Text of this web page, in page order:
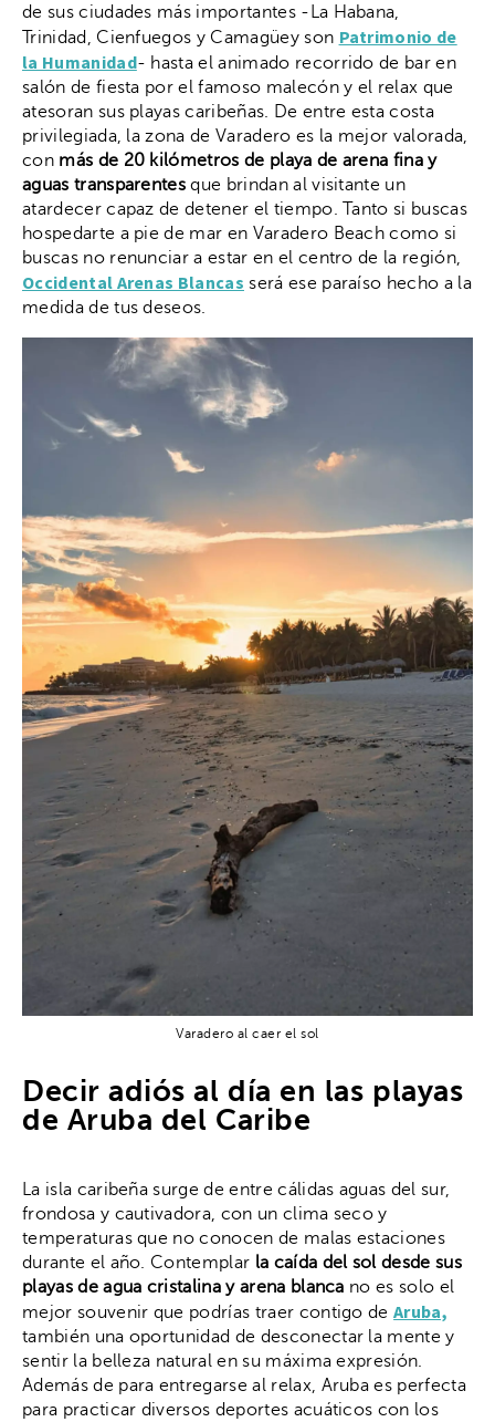
de sus ciudades más importantes -La Habana,
Trinidad, Cienfuegos y Camagüey son Patrimonio de
la Humanidad- hasta el animado recorrido de bar en
salón de fiesta por el famoso malecón y el relax que
atesoran sus playas caribeñas. De entre esta costa
privilegiada, la zona de Varadero es la mejor valorada,
con más de 20 kilómetros de playa de arena fina y
aguas transparentesque brindan al visitante un
atardecer capaz de detener el tiempo. Tanto si buscas
hospedarte a pie de mar en Varadero Beach como si
buscas no renunciar a estar en el centro de la región,
Occidental Arenas Blancas será ese paraíso hecho a la
medida de tus deseos.
Varadero al caer el sol
Decir adiós al día en las playas
de Aruba del Caribe
La isla caribeña surge de entre cálidas aguas del sur,
frondosa y cautivadora, con un clima seco y
temperaturas que no conocen de malas estaciones
durante el año. Contemplar la caída del sol desde sus
playas de agua cristalina y arena blanca no es solo el
mejor souvenir que podrías traer contigo deAruba,
también una oportunidad de desconectar la mente y
sentir la belleza natural en su máxima expresión.
Además de para entregarse al relax, Aruba es perfecta
para practicar diversos deportes acuáticos con los